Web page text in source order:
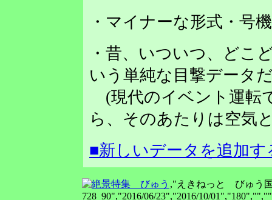
・マイナーな形式・号
・昔、いついつ、どこ
いう単純な目撃データ
(現代のイベント運転
ら、そのあたりは空気
■新しいデータを追加す
,"えきねっと びゅう
728_90","2016/06/23","2016/10/01","180","",""